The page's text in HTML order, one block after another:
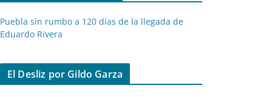
Puebla sin rumbo a 120 días de la llegada de
Eduardo Rivera
El Desliz por Gildo Garza